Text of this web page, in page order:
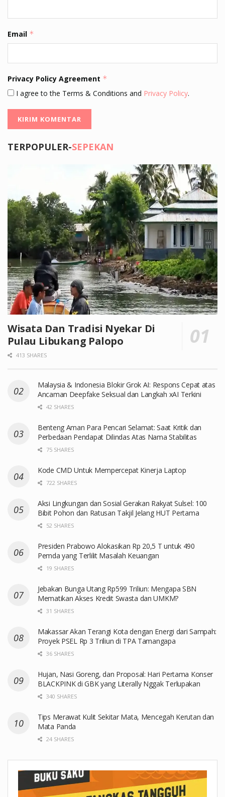
Email *
Privacy Policy Agreement *
I agree to the Terms & Conditions and Privacy Policy.
TERPOPULER-SEPEKAN
Wisata Dan Tradisi Nyekar Di
Pulau Libukang Palopo
413 SHARES
Malaysia & Indonesia Blokir Grok AI: Respons Cepat atas
Ancaman Deepfake Seksual dan Langkah xAI Terkini
42 SHARES
Benteng Aman Para Pencari Selamat: Saat Kritik dan
Perbedaan Pendapat Dilindas Atas Nama Stabilitas
75 SHARES
Kode CMD Untuk Mempercepat Kinerja Laptop
722 SHARES
Aksi Lingkungan dan Sosial Gerakan Rakyat Sulsel: 100
Bibit Pohon dan Ratusan Takjil Jelang HUT Pertama
52 SHARES
Presiden Prabowo Alokasikan Rp 20,5 T untuk 490
Pemda yang Terlilit Masalah Keuangan
19 SHARES
Jebakan Bunga Utang Rp599 Triliun: Mengapa SBN
Mematikan Akses Kredit Swasta dan UMKM?
31 SHARES
Makassar Akan Terangi Kota dengan Energi dari Sampah:
Proyek PSEL Rp 3 Triliun di TPA Tamangapa
36 SHARES
Hujan, Nasi Goreng, dan Proposal: Hari Pertama Konser
BLACKPINK di GBK yang Literally Nggak Terlupakan
340 SHARES
Tips Merawat Kulit Sekitar Mata, Mencegah Kerutan dan
Mata Panda
24 SHARES